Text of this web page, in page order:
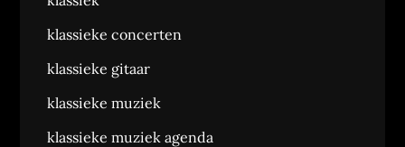
klassieke concerten
klassieke gitaar
klassieke muziek
klassieke muziek agenda